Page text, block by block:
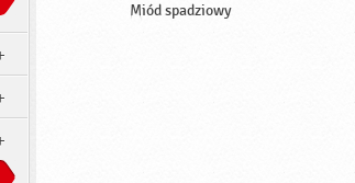
Miód spadziowy